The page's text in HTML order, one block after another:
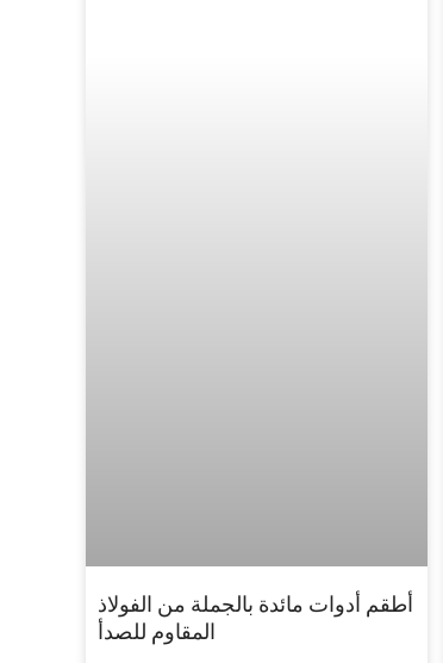
أطقم أدوات مائدة بالجملة من الفولاذ
المقاوم للصدأ